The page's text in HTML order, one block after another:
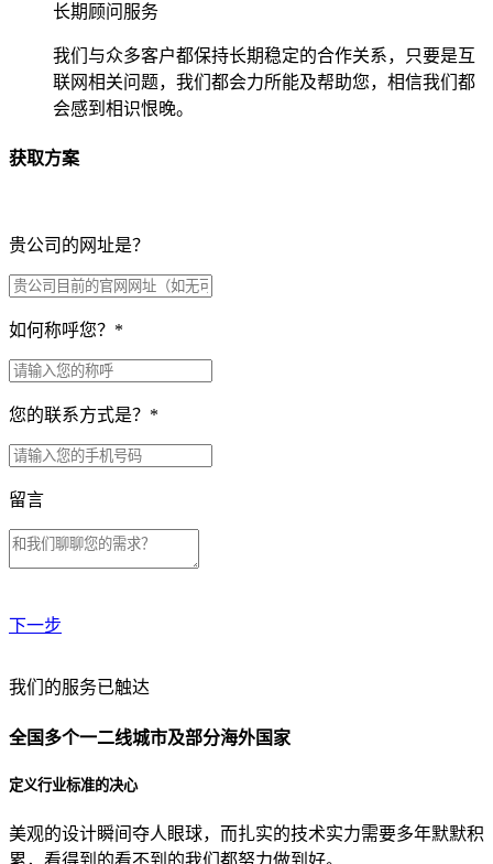
长期顾问服务
我们与众多客户都保持长期稳定的合作关系，只要是互
联网相关问题，我们都会力所能及帮助您，相信我们都
会感到相识恨晚。
获取方案
贵公司的网址是？
如何称呼您？ *
您的联系方式是？ *
留言
下一步
贵公司预算范围是？
贵公司的团队规模是？
目前主要的营销渠道是？
我们的服务已触达
全国多个一二线城市及部分海外国家
定义行业标准的决心
美观的设计瞬间夺人眼球，而扎实的技术实力需要多年默默积
累，看得到的看不到的我们都努力做到好。